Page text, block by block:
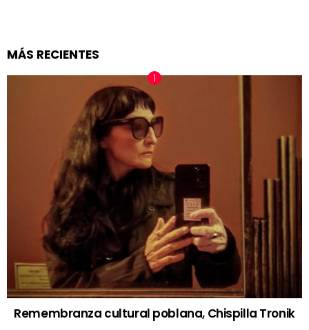
MÁS RECIENTES
Remembranza cultural poblana, Chispilla Tronik